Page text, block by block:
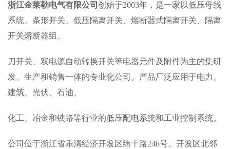
浙江金莱勒电气有限公司 创始于2003年，是一家以低压母线
系统、条形开关、低压隔离开关、熔断器式隔离开关、隔离
开关熔断器组、
刀开关、双电源自动转换开关等电器元件及附件为主的集研
发、生产和销售一体的专业化公司。产品厂泛应用于电力、
建筑、光伏、石油、
化工、冶金和铁路等行业的低压配电系统和工业控制系统。
公司位于浙江省乐清经济开发区纬十路246号。开发区北邻